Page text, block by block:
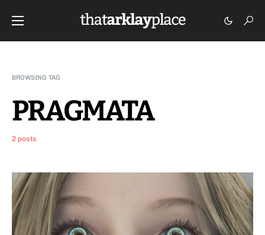
BROWSING TAG
PRAGMATA
2 posts